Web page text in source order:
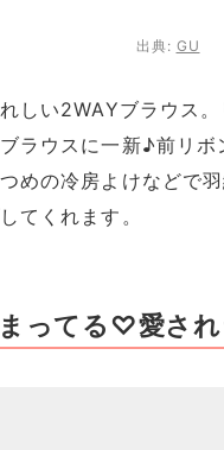
出典: GU
しい2WAYブラウス
ラウスに一新♪前リ
めの冷房よけなどで
てくれます。
まってる♡愛さ